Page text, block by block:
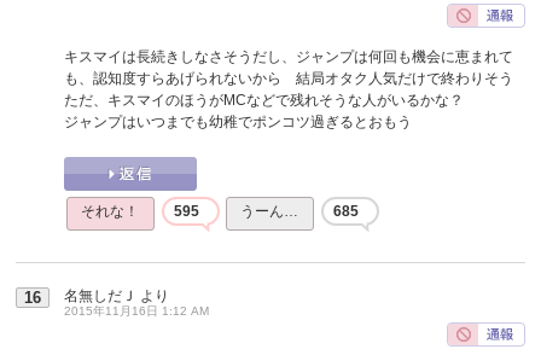
キスマイは長続きしなさそうだし、ジャンプは何回も機会に恵まれて
も、認知度すらあげられないから 結局オタク人気だけで終わりそう
ただ、キスマイのほうがMCなどで残れそうな人がいるかな？
ジャンプはいつまでも幼稚でポンコツ過ぎるとおもう
それな！ 595 うーん… 685
16 名無しだＪ より
2015年11月16日 1:12 AM